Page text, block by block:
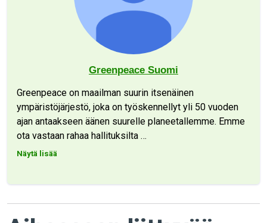
Greenpeace Suomi
Greenpeace on maailman suurin itsenäinen
ympäristöjärjestö, joka on työskennellyt yli 50 vuoden
ajan antaakseen äänen suurelle planeetallemme. Emme
ota vastaan rahaa hallituksilta …
Näytä lisää